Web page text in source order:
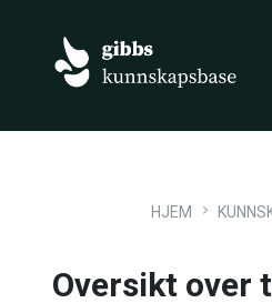
navigation
HJEM
Oversikt over